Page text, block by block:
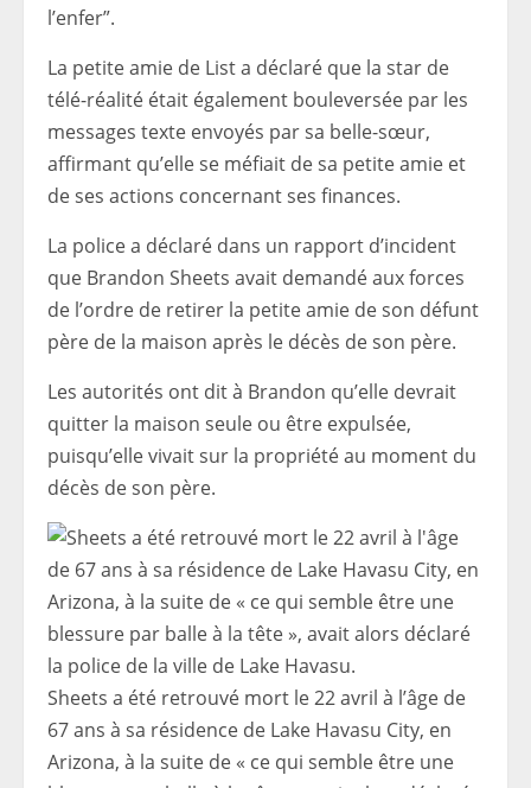
l’enfer”.
La petite amie de List a déclaré que la star de
télé-réalité était également bouleversée par les
messages texte envoyés par sa belle-sœur,
affirmant qu’elle se méfiait de sa petite amie et
de ses actions concernant ses finances.
La police a déclaré dans un rapport d’incident
que Brandon Sheets avait demandé aux forces
de l’ordre de retirer la petite amie de son défunt
père de la maison après le décès de son père.
Les autorités ont dit à Brandon qu’elle devrait
quitter la maison seule ou être expulsée,
puisqu’elle vivait sur la propriété au moment du
décès de son père.
Sheets a été retrouvé mort le 22 avril à l’âge de
67 ans à sa résidence de Lake Havasu City, en
Arizona, à la suite de « ce qui semble être une